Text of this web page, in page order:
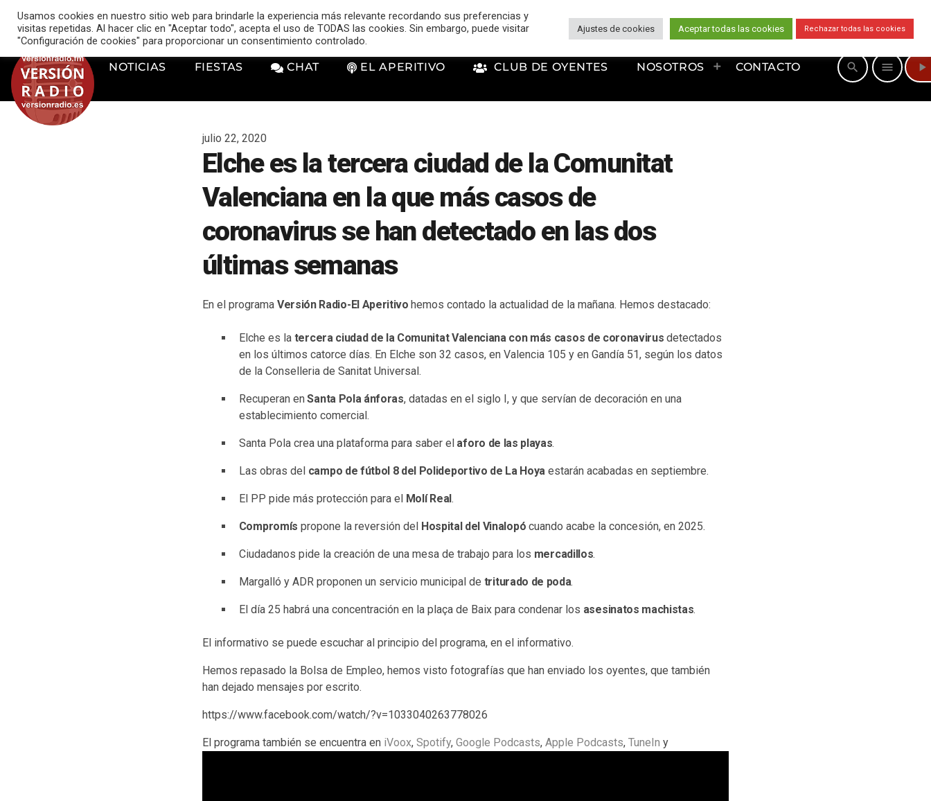
music_note VERSIÓN RADIO
NOTICIAS FIESTAS CHAT EL APERITIVO CLUB DE OYENTES NOSOTROS CONTACTO search menu play_arrow
julio 22, 2020
Elche es la tercera ciudad de la Comunitat
Valenciana en la que más casos de
coronavirus se han detectado en las dos
últimas semanas
En el programa Versión Radio-El Aperitivohemos contado la actualidad de la mañana. Hemos destacado:
Elche es la tercera ciudad de la Comunitat Valenciana con más casos de coronavirus detectados
en los últimos catorce días. En Elche son 32 casos, en Valencia 105 y en Gandía 51, según los datos
de la Conselleria de Sanitat Universal.
Recuperan en Santa Pola ánforas, datadas en el siglo I, y que servían de decoración en una
establecimiento comercial.
Santa Pola crea una plataforma para saber elaforo de las playas.
Las obras del campo de fútbol 8 del Polideportivo de La Hoya estarán acabadas en septiembre.
El PP pide más protección para el Molí Real.
Compromís propone la reversión del Hospital del Vinalopó cuando acabe la concesión, en 2025.
Ciudadanos pide la creación de una mesa de trabajo para los mercadillos.
Margalló y ADR proponen un servicio municipal de triturado de poda.
El día 25 habrá una concentración en la plaça de Baix para condenar los asesinatos machistas.
El informativo se puede escuchar al principio del programa, en el informativo.
Hemos repasado la Bolsa de Empleo, hemos visto fotografías que han enviado los oyentes, que también
han dejado mensajes por escrito.
https://www.facebook.com/watch/?v=1033040263778026
El programa también se encuentra en iVoox, Spotify, Google Podcasts, Apple Podcasts, TuneIn y
Usamos cookies en nuestro sitio web para brindarle la experiencia más relevante recordando sus preferencias y
visitas repetidas. Al hacer clic en "Aceptar todo", acepta el uso de TODAS las cookies. Sin embargo, puede visitar
"Configuración de cookies" para proporcionar un consentimiento controlado.
Ajustes de cookies Aceptar todas las cookies Rechazar todas las cookies